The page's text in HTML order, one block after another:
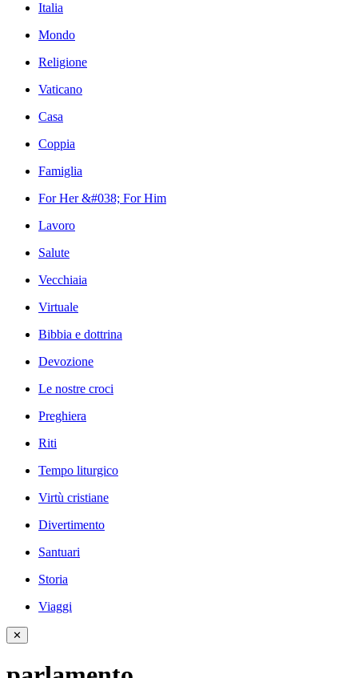
Italia
Mondo
Religione
Vaticano
Casa
Coppia
Famiglia
For Her &#038; For Him
Lavoro
Salute
Vecchiaia
Virtuale
Bibbia e dottrina
Devozione
Le nostre croci
Preghiera
Riti
Tempo liturgico
Virtù cristiane
Divertimento
Santuari
Storia
Viaggi
✕